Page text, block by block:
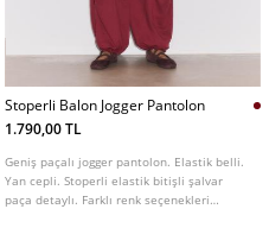
Stoperli Balon Jogger Pantolon
1.790,00 TL
Geniş paçalı jogger pantolon. Elastik belli.
Yan cepli. Stoperli elastik bitişli şalvar
paça detaylı. Farklı renk seçenekleri